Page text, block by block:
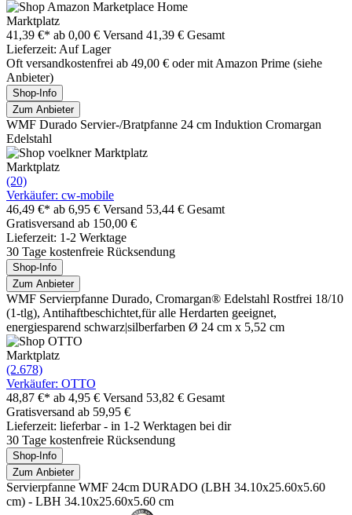
Marktplatz
41,39 €* ab 0,00 € Versand 41,39 € Gesamt
Lieferzeit: Auf Lager
Oft versandkostenfrei ab 49,00 € oder mit Amazon Prime (siehe
Anbieter)
Shop-Info
Zum Anbieter
WMF Durado Servier-/Bratpfanne 24 cm Induktion Cromargan
Edelstahl
Marktplatz
(20)
Verkäufer: cw-mobile
46,49 €* ab 6,95 € Versand 53,44 € Gesamt
Gratisversand ab 150,00 €
Lieferzeit: 1-2 Werktage
30 Tage kostenfreie Rücksendung
Shop-Info
Zum Anbieter
WMF Servierpfanne Durado, Cromargan® Edelstahl Rostfrei 18/10
(1-tlg), Antihaftbeschichtet,für alle Herdarten geeignet,
energiesparend schwarz|silberfarben Ø 24 cm x 5,52 cm
Marktplatz
(2.678)
Verkäufer: OTTO
48,87 €* ab 4,95 € Versand 53,82 € Gesamt
Gratisversand ab 59,95 €
Lieferzeit: lieferbar - in 1-2 Werktagen bei dir
30 Tage kostenfreie Rücksendung
Shop-Info
Zum Anbieter
Servierpfanne WMF 24cm DURADO (LBH 34.10x25.60x5.60
cm) - LBH 34.10x25.60x5.60 cm